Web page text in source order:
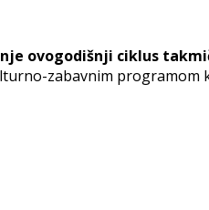
ovogodišnji ciklus
zabavnim programom